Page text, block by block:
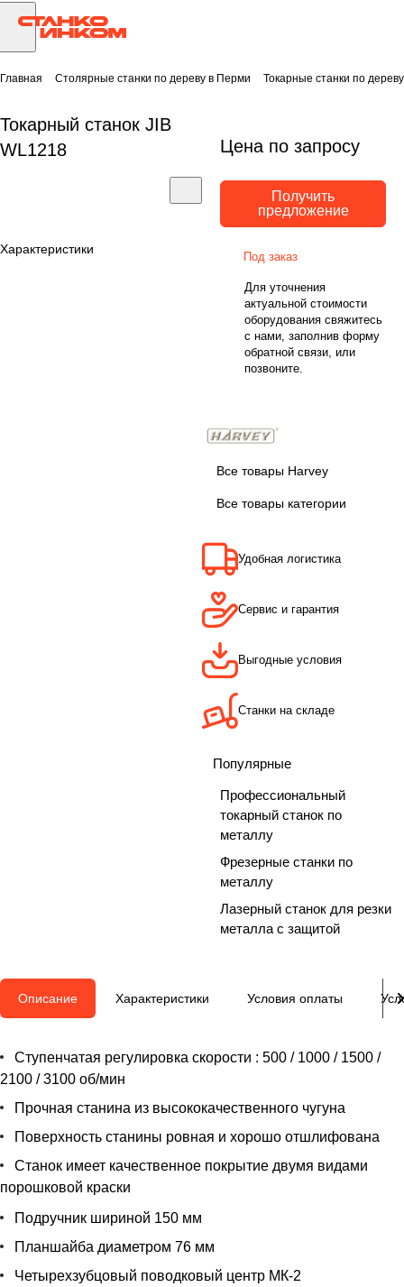
Главная Столярные станки по дереву в Перми Токарные станки по
Токарный станок JIB
WL1218
Характеристики
Цена по запросу
Получить
предложение
Под заказ
Для уточнения
актуальной стоимости
оборудования свяжитесь
с нами, заполнив форму
обратной связи, или
позвоните.
Все товары Harvey
Все товары категории
Удобная логистика
Сервис и гарантия
Выгодные условия
Станки на складе
Популярные
Профессиональный
токарный станок по
металлу
Фрезерные станки по
металлу
Лазерный станок для резки
металла с защитой
Описание Характеристики Условия оплаты
Ступенчатая регулировка скорости : 500 / 1000 / 1500 /
2100 / 3100 об/мин
Прочная станина из высококачественного чугуна
Поверхность станины ровная и хорошо отшлифована
Станок имеет качественное покрытие двумя видами
порошковой краски
Подручник шириной 150 мм
Планшайба диаметром 76 мм
Четырехзубцовый поводковый центр МК-2